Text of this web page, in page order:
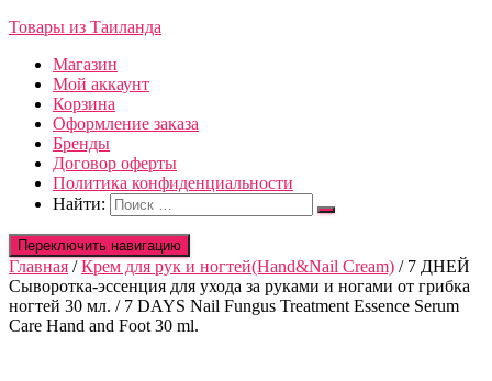
Товары из Таиланда
Магазин
Мой аккаунт
Корзина
Оформление заказа
Бренды
Договор оферты
Политика конфиденциальности
Найти:
Переключить навигацию
Главная /Крем для рук и ногтей(Hand&Nail Cream) / 7 ДНЕЙ
Сыворотка-эссенция для ухода за руками и ногами от грибка
ногтей 30 мл. / 7 DAYS Nail Fungus Treatment Essence Serum
Care Hand and Foot 30 ml.